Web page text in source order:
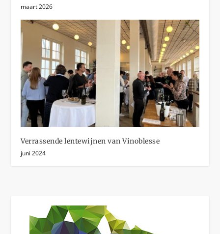
maart 2026
Verrassende lentewijnen van Vinoblesse
juni 2024